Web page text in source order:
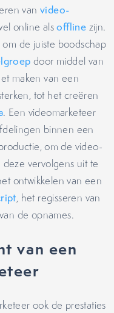
vanvideo-
online alsoffline zijn.
de juiste boodschap
door middel van
maken van een
tot het creëren
. Een videomarketeer
binnen een
om de video-
vervolgens uit te
ontwikkelen van een
, het regisseren van
de opnames.
van een
ook de prestaties